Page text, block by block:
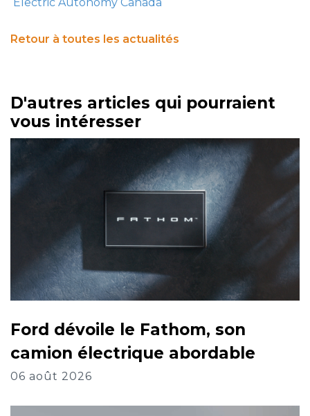
Retour à toutes les actualités
D'autres articles qui pourraient
vous intéresser
Ford dévoile le Fathom, son
camion électrique abordable
06 août 2026